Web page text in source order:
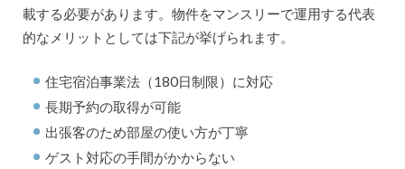
載する必要があります。物件をマンスリーで運用する代表
的なメリットとしては下記が挙げられます。
住宅宿泊事業法（180日制限）に対応
長期予約の取得が可能
出張客のため部屋の使い方が丁寧
ゲスト対応の手間がかからない